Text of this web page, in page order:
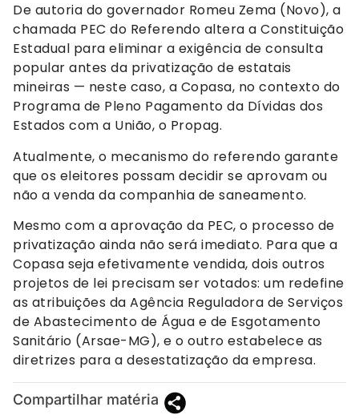
De autoria do governador Romeu Zema (Novo), a
chamada PEC do Referendo altera a Constituição
Estadual para eliminar a exigência de consulta
popular antes da privatização de estatais
mineiras — neste caso, a Copasa, no contexto do
Programa de Pleno Pagamento da Dívidas dos
Estados com a União, o Propag.
Atualmente, o mecanismo do referendo garante
que os eleitores possam decidir se aprovam ou
não a venda da companhia de saneamento.
Mesmo com a aprovação da PEC, o processo de
privatização ainda não será imediato. Para que a
Copasa seja efetivamente vendida, dois outros
projetos de lei precisam ser votados: um redefine
as atribuições da Agência Reguladora de Serviços
de Abastecimento de Água e de Esgotamento
Sanitário (Arsae-MG), e o outro estabelece as
diretrizes para a desestatização da empresa.
Compartilhar matéria